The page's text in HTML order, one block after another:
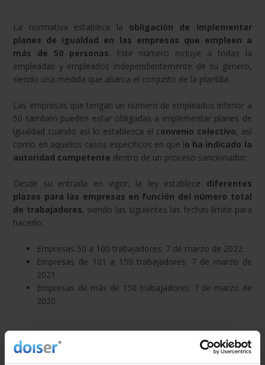
La normativa establece la obligación de implementar
planes de igualdad en las empresas que empleen a
más de 50 personas. Este número incluye a todas la
empleadas y empleados independientemente de su género,
siendo una medida que abarca el conjunto de la plantilla.
Las empresas que tengan un número de empleados inferior a
50 también pueden estar obligadas a implementar planes de
igualdad cuando así lo establezca el convenio colectivo, así
como en aquellos casos específicos en que lo ha indicado la
autoridad competente dentro de un proceso sancionador.
Desde su entrada en vigor, la ley establece diferentes
plazos para las empresas en función del número total
de trabajadores, siendo las siguientes las fechas límite para
hacerlo:
Empresas 50 a 100 trabajadores: 7 de marzo de 2022.
Empresas de 101 a 150 trabajadores: 7 de marzo de
2021.
Empresas de más de 150 trabajadores: 7 de marzo de
2020.
Contenido y elaboración de los
planes de igualdad